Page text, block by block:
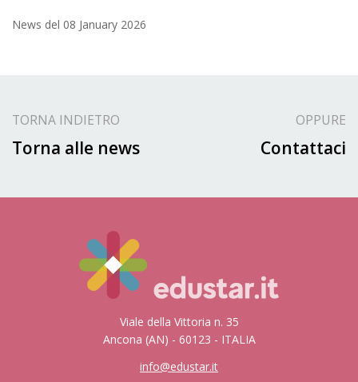
News del 08 January 2026
TORNA INDIETRO
Torna alle news
OPPURE
Contattaci
Viale della Vittoria n. 35
Ancona (AN) - 60123 - ITALIA
info@edustar.it